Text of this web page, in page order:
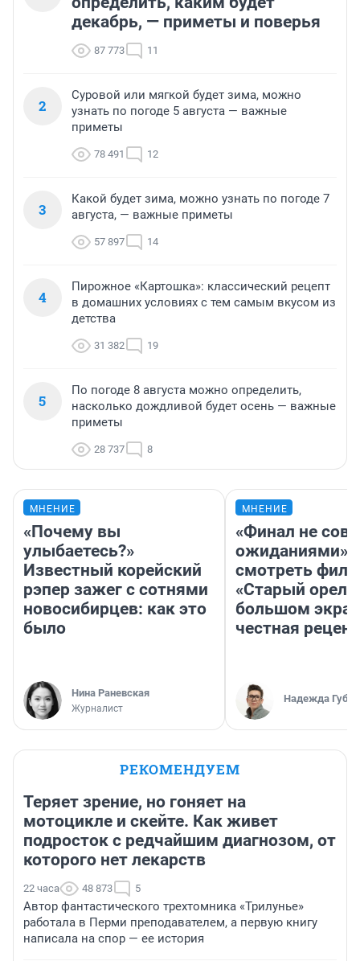
декабрь, — приметы и поверья
87 773 11
2
Суровой или мягкой будет зима, можно
узнать по погоде 5 августа — важные
приметы
78 491 12
3
Какой будет зима, можно узнать по погоде 7
августа, — важные приметы
57 897 14
4
Пирожное «Картошка»: классический рецепт
в домашних условиях с тем самым вкусом из
детства
31 382 19
5
По погоде 8 августа можно определить,
насколько дождливой будет осень — важные
приметы
28 737 8
МНЕНИЕ
«Почему вы
улыбаетесь?»
Известный корейский
рэпер зажег с сотнями
новосибирцев: как это
было
Нина Раневская
Журналист
МНЕНИЕ
«Финал не
ожиданиями»:
смотреть
«Старый орел»
большом
честная
Надежда
РЕКОМЕНДУЕМ
Теряет зрение, но гоняет на
мотоцикле и скейте. Как живет
подросток с редчайшим диагнозом, от
которого нет лекарств
22 часа 48 873 5
Автор фантастического трехтомника «Трилунье»
работала в Перми преподавателем, а первую книгу
написала на спор — ее история